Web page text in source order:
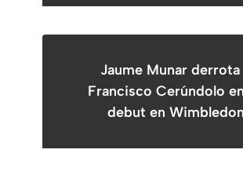
Jaume Munar derrota
Francisco Cerúndolo
debut en Wimbledon